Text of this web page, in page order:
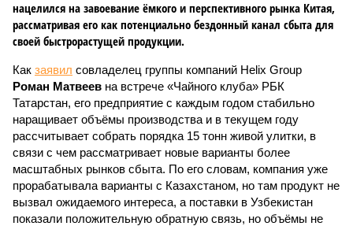
нацелился на завоевание ёмкого и перспективного рынка Китая,
рассматривая его как потенциально бездонный канал сбыта для
своей быстрорастущей продукции.
Как заявил совладелец группы компаний Helix Group
Роман Матвеев на встрече «Чайного клуба» РБК
Татарстан, его предприятие с каждым годом стабильно
наращивает объёмы производства и в текущем году
рассчитывает собрать порядка 15 тонн живой улитки, в
связи с чем рассматривает новые варианты более
масштабных рынков сбыта. По его словам, компания уже
прорабатывала варианты с Казахстаном, но там продукт не
вызвал ожидаемого интереса, а поставки в Узбекистан
показали положительную обратную связь, но объёмы не